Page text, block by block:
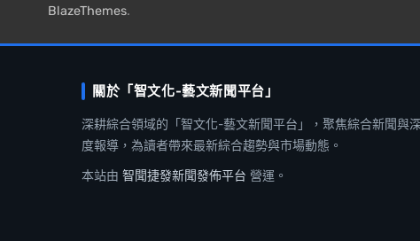
BlazeThemes.
關於「智文化-藝文新聞平台」
深耕綜合領域的「智文化-藝文新聞平台」，聚焦綜合新聞與
度報導，為讀者帶來最新綜合趨勢與市場動態。
本站由 智聞捷發新聞發佈平台 營運。